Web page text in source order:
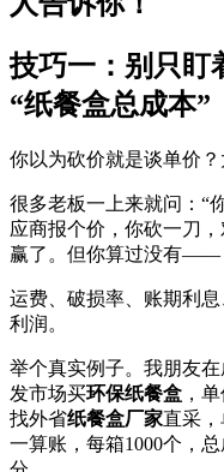
技巧一：别只盯
“纸餐盒总成本”
你以为砍价就是谈单价？
很多老板一上来就问：“
应商报个价，你砍一刀
赢了。但你算过没有——
运费、破损率、账期利
利润。
举个真实例子。我朋友
发市场买环保纸餐盒 ，
找外省纸餐盒厂家直采，
一算账，每箱1000个，